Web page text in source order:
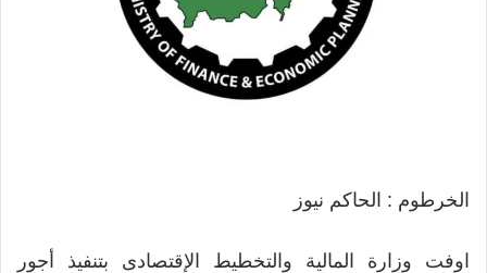
الخرطوم : الحاكم نيوز
اوفت وزارة المالية والتخطيط الإقتصادى بتنفيذ أجور